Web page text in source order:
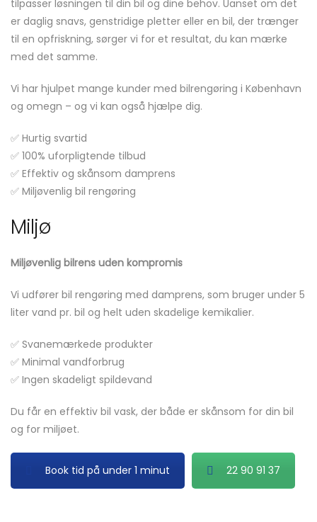
tilpasser løsningen til din bil og dine behov. Uanset om det
er daglig snavs, genstridige pletter eller en bil, der trænger
til en opfriskning, sørger vi for et resultat, du kan mærke
med det samme.
Vi har hjulpet mange kunder med bilrengøring i København
og omegn – og vi kan også hjælpe dig.
✅ Hurtig svartid
✅ 100% uforpligtende tilbud
✅ Effektiv og skånsom damprens
✅ Miljøvenlig bil rengøring
Miljø
Miljøvenlig bilrens uden kompromis
Vi udfører bil rengøring med damprens, som bruger under 5
liter vand pr. bil og helt uden skadelige kemikalier.
✅ Svanemærkede produkter
✅ Minimal vandforbrug
✅ Ingen skadeligt spildevand
Du får en effektiv bil vask, der både er skånsom for din bil
og for miljøet.
Book tid på under 1 minut 22 90 91 37